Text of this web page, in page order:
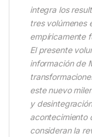
integra los
tres volúmenes
empíricamente
El presente
información de
este nuevo
y
acontecimiento
consideran la